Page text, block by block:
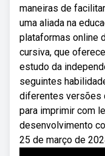
maneiras de
uma aliada na
plataformas online
cursiva, que
estudo da
seguintes
diferentes versões
para imprimir com
desenvolvimento
25 de março de